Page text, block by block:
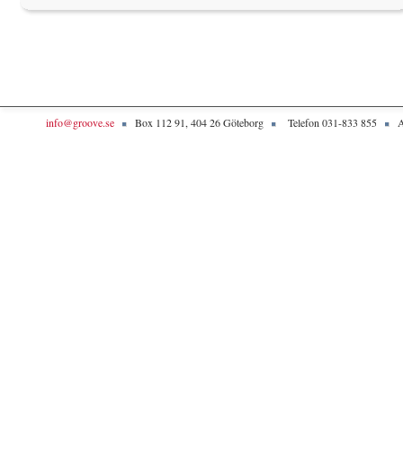
info@groove.se Box 112 91, 404 26 Göteborg Telefon 031-833 855